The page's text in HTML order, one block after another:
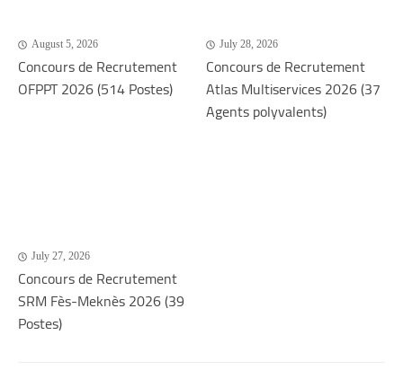
August 5, 2026
Concours de Recrutement
OFPPT 2026 (514 Postes)
July 28, 2026
Concours de Recrutement
Atlas Multiservices 2026 (37
Agents polyvalents)
July 27, 2026
Concours de Recrutement
SRM Fès-Meknès 2026 (39
Postes)